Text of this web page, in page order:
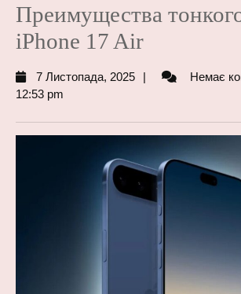
Преимущества
iPhone 17 Air
7 Листопада, 2025
7
Немає
12:53 pm